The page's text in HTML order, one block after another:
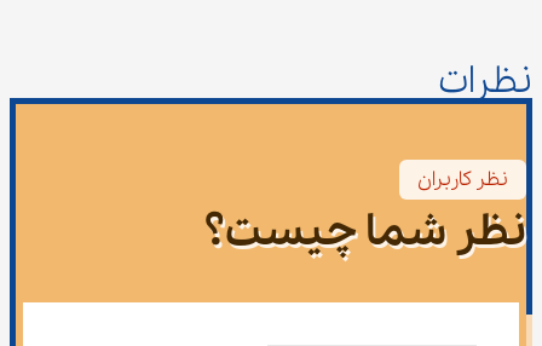
نظرات
نظر کاربران
نظر شما چیست؟